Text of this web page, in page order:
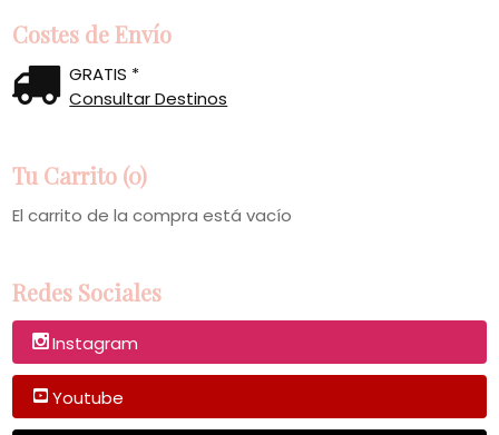
Costes de Envío
GRATIS *
Consultar Destinos
Tu Carrito (0)
El carrito de la compra está vacío
Redes Sociales
Instagram
Youtube